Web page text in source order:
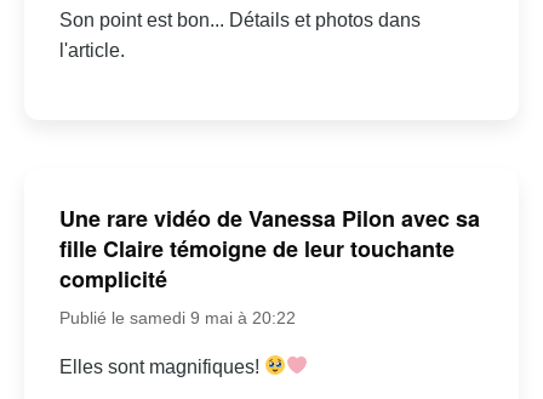
Son point est bon... Détails et photos dans
l'article.
Une rare vidéo de Vanessa Pilon avec sa
fille Claire témoigne de leur touchante
complicité
Publié le samedi 9 mai à 20:22
Elles sont magnifiques!